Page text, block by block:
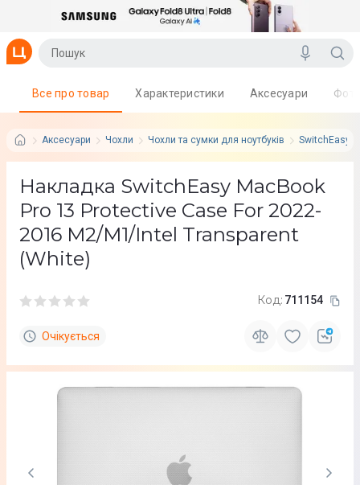
Аксесуари Чохли Чохли та сумки для ноутбуків SwitchEasy
Все про товар Характеристики Аксесуари
Накладка SwitchEasy MacBook
Pro 13 Protective Case For 2022-
2016 M2/M1/Intel Transparent
(White)
Код: 711154
Очікується